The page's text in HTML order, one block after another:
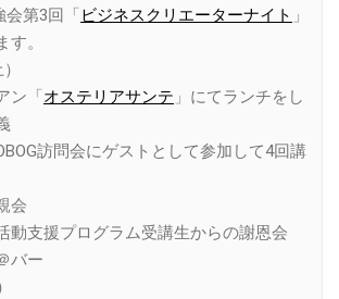
第3回「ビジネスクリエーターナイト 」
。
ン「オステリアサンテ 」にてランチをし
訪問会にゲストとして参加して4回講
会
支援プログラム受講生からの謝恩会
バー